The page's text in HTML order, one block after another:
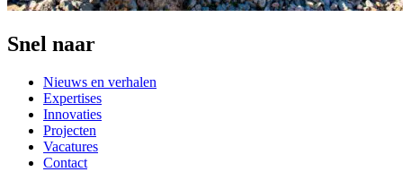
Snel naar
Nieuws en verhalen
Expertises
Innovaties
Projecten
Vacatures
Contact